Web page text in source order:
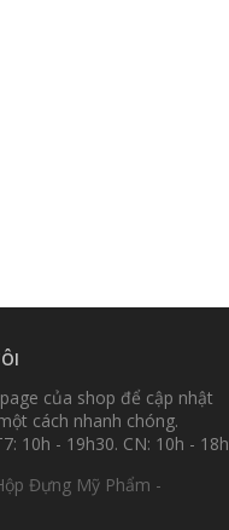
của shop để cập nhật
cách nhanh chóng.
10h - 19h30. CN: 10h - 18h
Đựng Mỹ Phẩm -